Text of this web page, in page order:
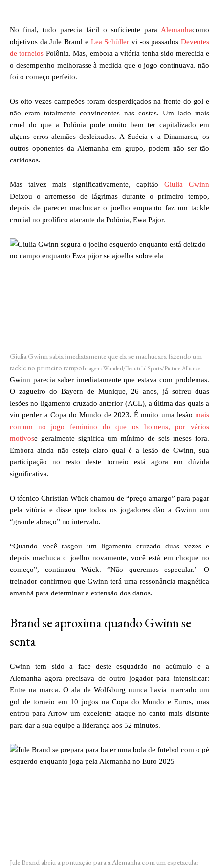
No final, tudo parecia fácil o suficiente para Alemanhacomo
objetivos da Jule Brand e Lea Schüller vi -os passadosDeventes
de torneios Polônia. Mas, embora a vitória tenha sido merecida e
o desempenho melhorasse à medida que o jogo continuava, não
foi o começo perfeito.
Os oito vezes campeões foram desperdiçados na frente do gol e
não eram totalmente convincentes nas costas. Um lado mais
cruel do que a Polônia pode muito bem ter capitalizado em
alguns erros alemães desleixados. A Suécia e a Dinamarca, os
outros oponentes da Alemanha em grupo, podem não ser tão
caridosos.
Mas talvez mais significativamente, capitão Giulia Gwinn
Deixou o arremesso de lágrimas durante o primeiro tempo,
depois de parecer machucar o joelho enquanto faz um tackle
crucial no prolífico atacante da Polônia, Ewa Pajor.
Giulia Gwinn sabia imediatamente que ela se machucara fazendo um
tackle no primeiro tempoImagem: Wunderl/Beautiful Sports/Picture Alliance
Gwinn parecia saber imediatamente que estava com problemas.
O zagueiro do Bayern de Munique, 26 anos, já sofreu duas
lesões no ligamento cruzado anterior (ACL), a última das quais a
viu perder a Copa do Mundo de 2023. É muito uma lesão mais
comum no jogo feminino do que os homens, por vários
motivose geralmente significa um mínimo de seis meses fora.
Embora ainda não esteja claro qual é a lesão de Gwinn, sua
participação no resto deste torneio está agora em dúvida
significativa.
O técnico Christian Wück chamou de “preço amargo” para pagar
pela vitória e disse que todos os jogadores dão a Gwinn um
“grande abraço” no intervalo.
“Quando você rasgou um ligamento cruzado duas vezes e
depois machuca o joelho novamente, você está em choque no
começo”, continuou Wück. “Não queremos especular.” O
treinador confirmou que Gwinn terá uma ressonância magnética
amanhã para determinar a extensão dos danos.
Brand se aproxima quando Gwinn se
senta
Gwinn tem sido a face deste esquadrão no acúmulo e a
Alemanha agora precisava de outro jogador para intensificar:
Entre na marca. O ala de Wolfsburg nunca havia marcado um
gol de torneio em 10 jogos na Copa do Mundo e Euros, mas
entrou para Arrow um excelente ataque no canto mais distante
para dar a sua equipe a liderança aos 52 minutos.
Jule Brand abriu a pontuação para a Alemanha com um espetacular